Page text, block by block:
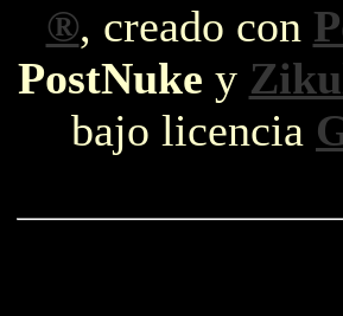
®, creado con
PostNuke y
bajo licencia